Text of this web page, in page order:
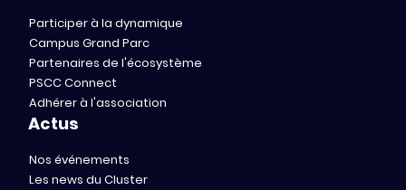
Participer à la dynamique
Campus Grand Parc
Partenaires de l'écosystème
PSCC Connect
Adhérer à l'association
Actus
Nos événements
Les news du Cluster